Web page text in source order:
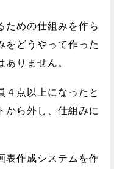
ための仕組みを作ら
をどうやって作った
りません。
４点以上になったと
から外し、仕組みに
表作成システムを作